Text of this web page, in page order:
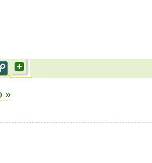
Copy
»